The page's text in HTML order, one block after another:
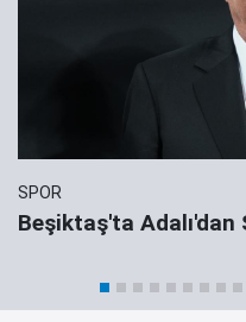
SPOR
Beşiktaş'ta Adalı'dan